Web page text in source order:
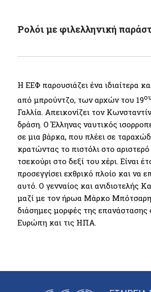
Ρολόι με φιλελληνική
Η ΕΕΦ παρουσιάζει ένα ιδιαίτερα
από μπρούντζο, των αρχών του 19ου
Γαλλία. Απεικονίζει τον
δράση. Ο Έλληνας ναυτικός
σε μια βάρκα, που πλέει σε
κρατώντας το πιστόλι στο
τσεκούρι στο δεξί του χέρι. Είναι
προσεγγίσει εχθρικό πλοίο και να
αυτό. Ο γενναίος και ανιδιοτελής
μαζί με τον ήρωα Μάρκο
διάσημες μορφές της επανάστασης
Ευρώπη και τις ΗΠΑ.